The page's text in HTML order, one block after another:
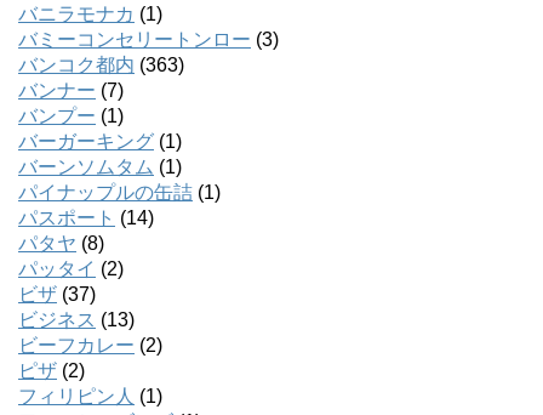
バニラモナカ (1)
バミーコンセリートンロー (3)
バンコク都内 (363)
バンナー (7)
バンプー (1)
バーガーキング (1)
バーンソムタム (1)
パイナップルの缶詰 (1)
パスポート (14)
パタヤ (8)
パッタイ (2)
ビザ (37)
ビジネス (13)
ビーフカレー (2)
ピザ (2)
フィリピン人 (1)